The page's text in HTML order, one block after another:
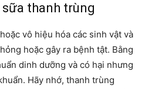
thanh trùng
vô hiệu hóa các sinh vật và
hoặc gây ra bệnh tật. Bằng
dinh dưỡng và có hại nhưng
Hãy nhớ, thanh trùng